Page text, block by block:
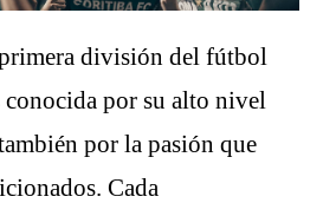
división del fútbol
conocida por su alto nivel
por la pasión que
Cada